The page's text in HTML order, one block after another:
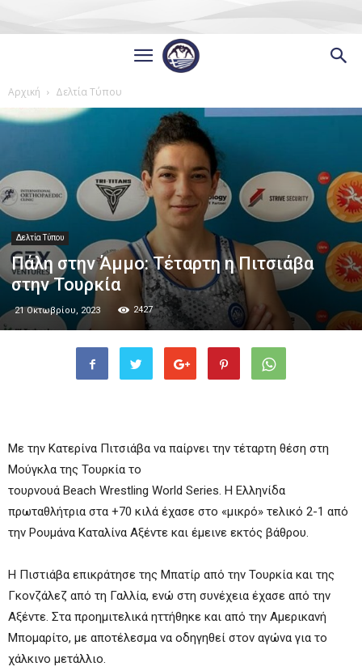
Αρχική Δελτία Τύπου
Δελτία Τύπου
Πάλη στην Άμμο: Τέταρτη η Πιτσιάβα
στην Τουρκία
21 Οκτωβρίου, 2023 2427
Με την Κατερίνα Πιτσιάβα να παίρνει την τέταρτη θέση στη
Μούγκλα της Τουρκία το
τουρνουά Beach Wrestling World Series. Η Ελληνίδα
πρωταθλήτρια στα +70 κιλά έχασε στο «μικρό» τελικό 2-1 από
την Ρουμάνα Καταλίνα Αξέντε και έμεινε εκτός βάθρου.
Η Πιστιάβα επικράτησε της Μπατίρ από την Τουρκία και της
Γκονζάλεζ από τη Γαλλία, ενώ στη συνέχεια έχασε από την
Αξέντε. Στα προημιτελικά ηττήθηκε και από την Αμερικανή
Μπομαρίτο, με αποτέλεσμα να οδηγηθεί στον αγώνα για το
χάλκινο μετάλλιο.